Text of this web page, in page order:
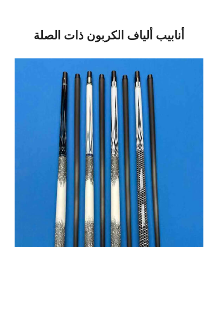
أنابيب ألياف الكربون ذات الصلة